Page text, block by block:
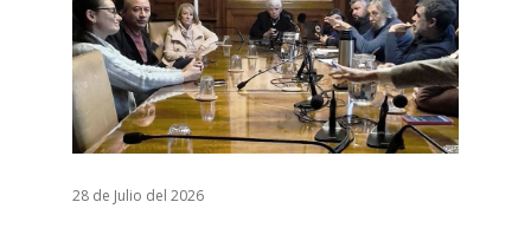
28 de Julio del 2026